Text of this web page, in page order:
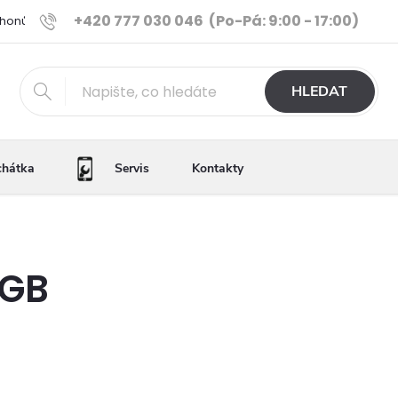
+420 777 030 046 (Po-Pá: 9:00 - 17:00)
Ověřené iPhony Výhody e-shopu Porovnání
HLEDAT
Servis Kontakty